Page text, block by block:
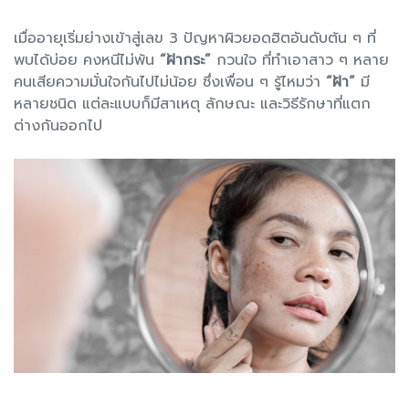
เมื่ออายุเริ่มย่างเข้าสู่เลข 3 ปัญหาผิวยอดฮิตอันดับต้น ๆ ที่
พบได้บ่อย คงหนีไม่พ้น “ฝ้ากระ” กวนใจ ที่ทำเอาสาว ๆ หลาย
คนเสียความมั่นใจกันไปไม่น้อย ซึ่งเพื่อน ๆ รู้ไหมว่า “ฝ้า” มี
หลายชนิด แต่ละแบบก็มีสาเหตุ ลักษณะ และวิธีรักษาที่แตก
ต่างกันออกไป